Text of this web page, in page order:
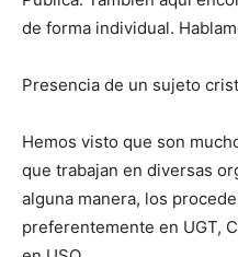
de forma individual.
Presencia de un sujeto
Hemos visto que son
que trabajan en diversas
alguna manera, los
preferentemente en UGT,